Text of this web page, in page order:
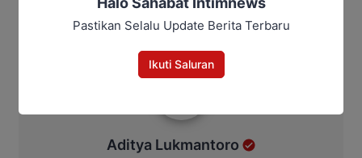
Aditya Lukmantoro
Pastikan Selalu Update Berita Terbaru
Ikuti Saluran